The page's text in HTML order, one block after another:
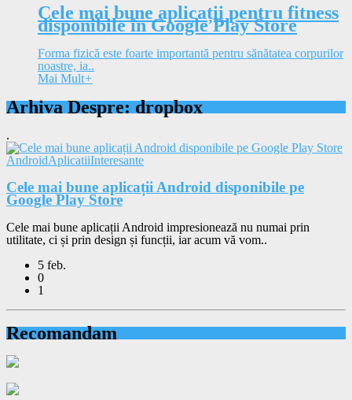
Cele mai bune aplicații pentru fitness
disponibile în Google Play Store
Forma fizică este foarte importantă pentru sănătatea corpurilor
noastre, ia..
Mai Mult+
Arhiva Despre: dropbox
.
AndroidAplicatiiInteresante
Cele mai bune aplicații Android disponibile pe
Google Play Store
Cele mai bune aplicații Android impresionează nu numai prin
utilitate, ci și prin design și funcții, iar acum vă vom..
5 feb.
0
1
Recomandam